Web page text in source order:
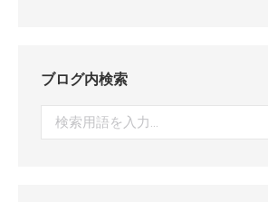
ブログ内検索
Search: